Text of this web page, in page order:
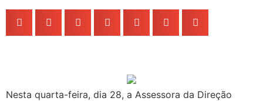
Nesta quarta-feira, dia 28, a Assessora da Direção